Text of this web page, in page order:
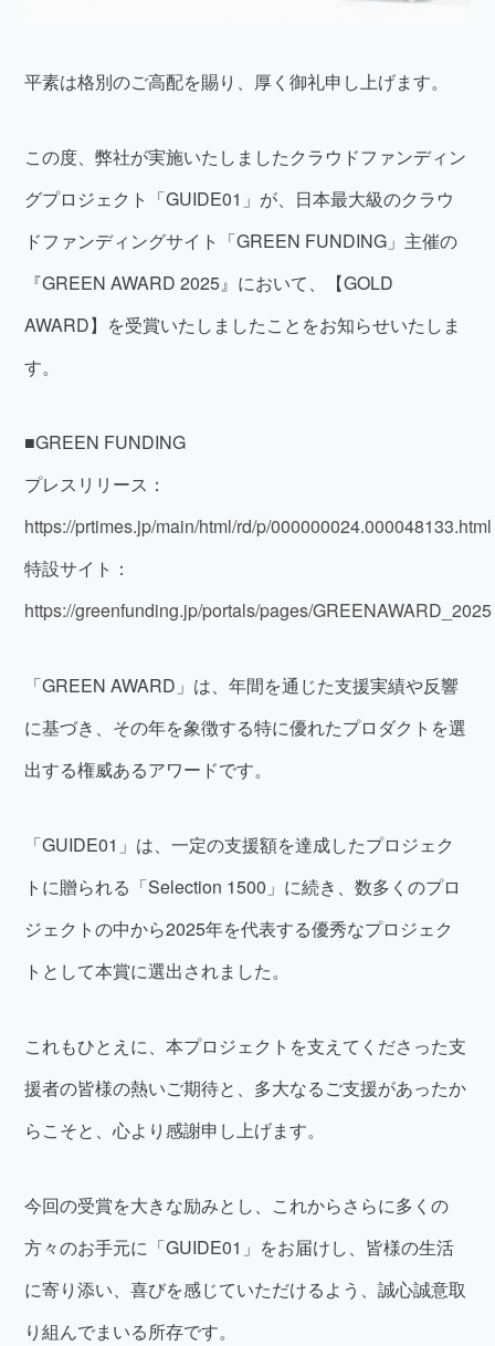
平素は格別のご高配を賜り、厚く御礼申し上げます。
この度、弊社が実施いたしましたクラウドファンディン
グプロジェクト「GUIDE01」が、日本最大級のクラウ
ドファンディングサイト「GREEN FUNDING」主催の
『GREEN AWARD 2025』において、【GOLD
AWARD】を受賞いたしましたことをお知らせいたしま
す。
■GREEN FUNDING
プレスリリース：
https://prtimes.jp/main/html/rd/p/000000024.000048133.html
特設サイト：
https://greenfunding.jp/portals/pages/GREENAWARD_2025
「GREEN AWARD」は、年間を通じた支援実績や反響
に基づき、その年を象徴する特に優れたプロダクトを選
出する権威あるアワードです。
「GUIDE01」は、一定の支援額を達成したプロジェク
トに贈られる「Selection 1500」に続き、数多くのプロ
ジェクトの中から2025年を代表する優秀なプロジェク
トとして本賞に選出されました。
これもひとえに、本プロジェクトを支えてくださった支
援者の皆様の熱いご期待と、多大なるご支援があったか
らこそと、心より感謝申し上げます。
今回の受賞を大きな励みとし、これからさらに多くの
方々のお手元に「GUIDE01」をお届けし、皆様の生活
に寄り添い、喜びを感じていただけるよう、誠心誠意取
り組んでまいる所存です。